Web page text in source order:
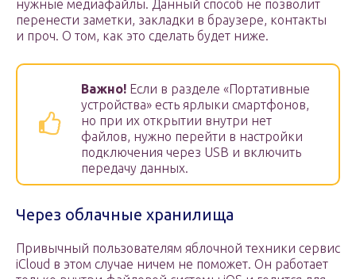
нужные медиафайлы. Данный способ не позволит
перенести заметки, закладки в браузере, контакты
и проч. О том, как это сделать будет ниже.
Важно! Если в разделе «Портативные
устройства» есть ярлыки смартфонов,
но при их открытии внутри нет
файлов, нужно перейти в настройки
подключения через USB и включить
передачу данных.
Через облачные хранилища
Привычный пользователям яблочной техники сервис
iCloud в этом случае ничем не поможет. Он работает